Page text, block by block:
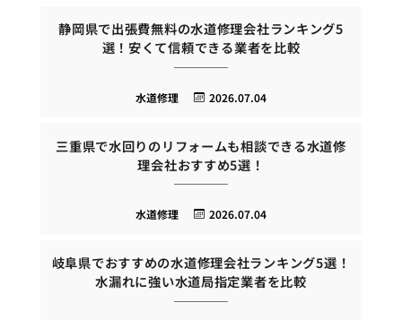
静岡県で出張費無料の水道修理会社ランキング5
選！安くて信頼できる業者を比較
2026.07.04
水道修理
三重県で水回りのリフォームも相談できる水道修
理会社おすすめ5選！
2026.07.04
水道修理
岐阜県でおすすめの水道修理会社ランキング5選！
水漏れに強い水道局指定業者を比較